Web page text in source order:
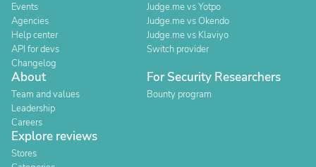
Events
Agencies
Help center
API for devs
Changelog
Judge.me vs Yotpo
Judge.me vs Okendo
Judge.me vs Klaviyo
Switch provider
About
Team and values
Leadership
Careers
For Security Researchers
Bounty program
Explore reviews
Stores